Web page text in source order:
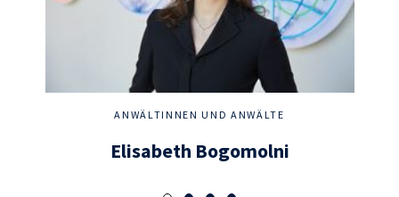
ANWÄLTINNEN UND ANWÄLTE
Elisabeth Bogomolni